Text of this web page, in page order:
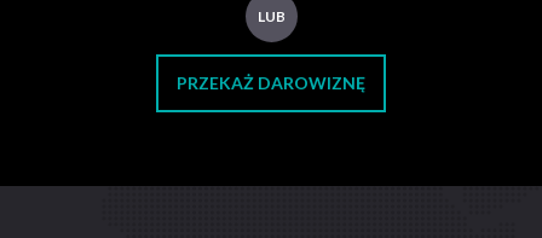
LUB
PRZEKAŻ DAROWIZNĘ